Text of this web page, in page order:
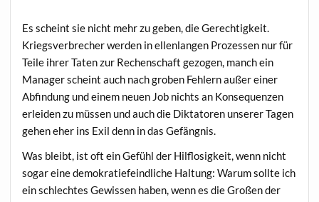
Es scheint sie nicht mehr zu geben, die Gerech­tig­keit.
Kriegs­ver­bre­cher wer­den in ellen­lan­gen Pro­zes­sen nur für
Tei­le ihrer Taten zur Rechen­schaft gezo­gen, manch ein
Mana­ger scheint auch nach gro­ben Feh­lern außer einer
Abfin­dung und einem neu­en Job nichts an Kon­se­quen­zen
erlei­den zu müs­sen und auch die Dik­ta­to­ren unse­rer Tagen
gehen eher ins Exil denn in das Gefängnis.
Was bleibt, ist oft ein Gefühl der Hilf­lo­sig­keit, wenn nicht
sogar eine demo­kra­tie­feind­li­che Hal­tung: War­um soll­te ich
ein schlech­tes Gewis­sen haben, wenn es die Gro­ßen der